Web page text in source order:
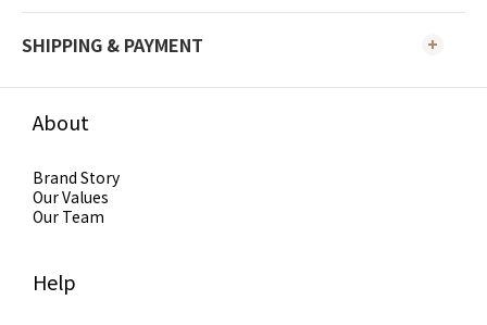
SHIPPING & PAYMENT
About
Brand Story
Our Values
Our Team
Help